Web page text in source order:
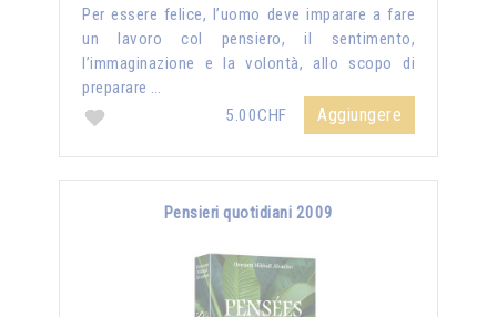
Per essere felice, l’uomo deve imparare a fare
un lavoro col pensiero, il sentimento,
l’immaginazione e la volontà, allo scopo di
preparare …
5.00CHF
Aggiungere
Pensieri quotidiani 2009